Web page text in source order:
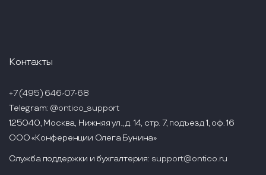
Контакты
+7 (495) 646-07-68
Telegram: @ontico_support
125040, Москва, Нижняя ул., д. 14, стр. 7, подъезд 1, оф. 16
ООО «Конференции Олега Бунина»
Служба поддержки и бухгалтерия: support@ontico.ru